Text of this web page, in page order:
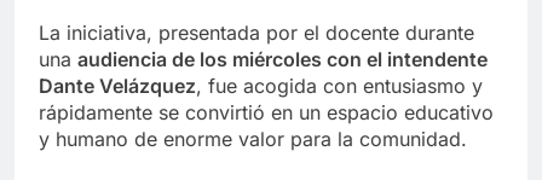
La iniciativa, presentada por el docente durante
una audiencia de los miércoles con el intendente
Dante Velázquez, fue acogida con entusiasmo y
rápidamente se convirtió en un espacio educativo
y humano de enorme valor para la comunidad.